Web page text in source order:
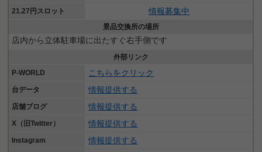
21.27円スロット 情報募集中
景品交換所の場所
店内から立体駐車場に出たすぐ右手側です
外部リンク
P-WORLD
こちらをクリック
台データ 情報提供する
店舗ブログ 情報提供する
X（旧Twitter） 情報提供する
Instagram 情報提供する